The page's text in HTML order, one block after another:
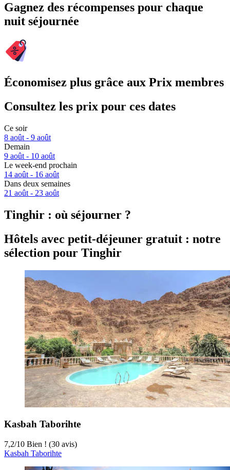
Gagnez des récompenses pour chaque
nuit séjournée
Économisez plus grâce aux Prix membres
Consultez les prix pour ces dates
Ce soir
8 août - 9 août
Demain
9 août - 10 août
Le week-end prochain
14 août - 16 août
Dans deux semaines
21 août - 23 août
Tinghir : où séjourner ?
Hôtels avec petit-déjeuner gratuit : notre
sélection pour Tinghir
Kasbah Taborihte
7,2/10 Bien ! (30 avis)
Kasbah Taborihte